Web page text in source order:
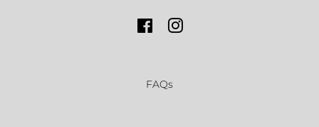
FacebookInstagram
FAQs